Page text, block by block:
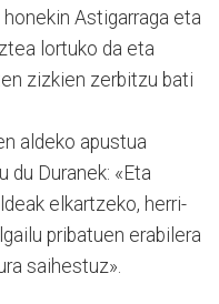
Astigarraga eta
lortuko da eta
zizkien zerbitzu bati
aldeko apustua
du Duranek: «Eta
elkartzeko, herri­
pribatuen erabilera
saihestuz».